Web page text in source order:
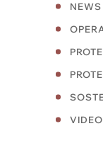
NEWS
VIDEO